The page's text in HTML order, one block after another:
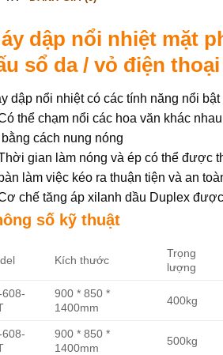
dập nổi nhiệt mặt
sổ da / vỏ điện thoại
dập nổi nhiệt có các tính năng nổi bật
thể chạm nổi các hoa văn khác
cách nung nóng
gian làm nóng và ép có thể được
làm việc kéo ra thuận tiện và an
chế tăng áp xilanh dầu Duplex
số kỹ thuật
Kích thước
Trọng
lượng
608-
900 * 850 *
1400mm
400kg
608-
900 * 850 *
1400mm
500kg